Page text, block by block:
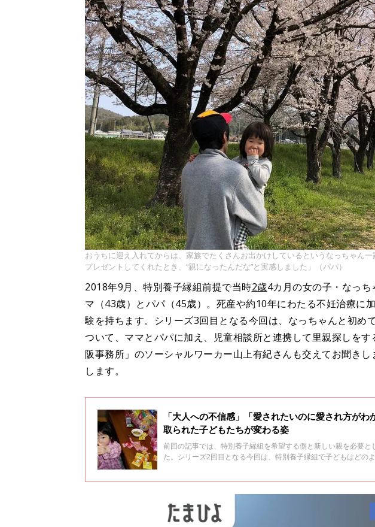
おうちに迎え入れてからは、家族でたくさんお出かけしているというなっちゃん
プレゼントしてくれたとき、“親になったんだな”と実感しました」（パパ）
2018年9月、特別養子縁組前提で当時2歳4カ月の女の子・なっ
マ（43歳）とパパ（45歳）。死産や約10年にわたる不妊治療に
験を持ちます。シリーズ3回目となる今回は、なっちゃんと初め
ついて、ママとパパに加え、児童相談所と連携して里親探しを
阪事務所」のソーシャルワーカー山上有紀さんも交えてお聞き
します。
「大人への不信感」「愛されたいのに愛され方が
取られた子どもたちが変わる姿
前回の記事では、特別養子縁組を希望する側と新しい親を必要
た。シリーズ2回目となる今回は、特別養子縁組で子どもはどの